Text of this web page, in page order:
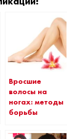
Вросшие
волосы на
ногах: методы
борьбы